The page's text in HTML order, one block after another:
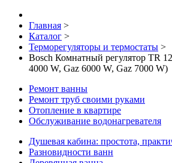
Главная >
Каталог >
Терморегуляторы и термостаты >
Bosch Комнатный регулятор TR
4000 W, Gaz 6000 W, Gaz 7000 W)
Ремонт ванны
Ремонт труб своими руками
Отопление в квартире
Обслуживание водонагревателя
Душевая кабина: простота,
Разновидности ванн